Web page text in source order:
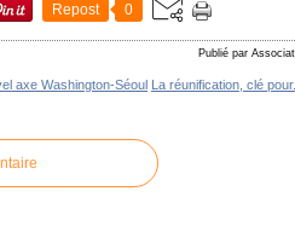
Repost 0
Publié par
axe Washington-Séoul La réunification, clé